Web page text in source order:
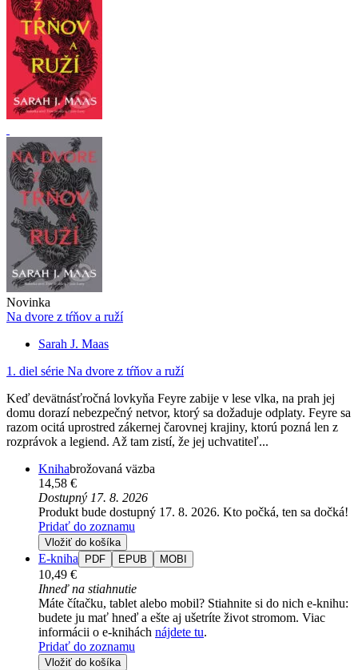
Novinka
Na dvore z tŕňov a ruží
Sarah J. Maas
1. diel série Na dvore z tŕňov a ruží
Keď devätnásťročná lovkyňa Feyre zabije v lese vlka, na prah jej
domu dorazí nebezpečný netvor, ktorý sa dožaduje odplaty. Feyre sa
razom ocitá uprostred zákernej čarovnej krajiny, ktorú pozná len z
rozprávok a legiend. Až tam zistí, že jej uchvatiteľ...
Knihabrožovaná väzba
14,58 €
Dostupný 17. 8. 2026
Produkt bude dostupný 17. 8. 2026. Kto počká, ten sa dočká!
Pridať do zoznamu
Vložiť do košíka
E-kniha PDF EPUB MOBI
10,49 €
Ihneď na stiahnutie
Máte čítačku, tablet alebo mobil? Stiahnite si do nich e-knihu:
budete ju mať hneď a ešte aj ušetríte život stromom. Viac
informácii o e-knihách nájdete tu.
Pridať do zoznamu
Vložiť do košíka